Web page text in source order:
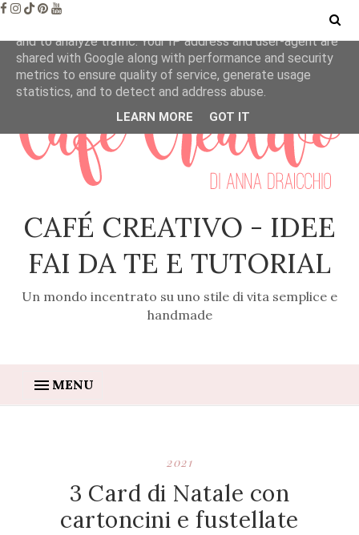
CAFÉ CREATIVO - IDEE
FAI DA TE E TUTORIAL
Un mondo incentrato su uno stile di vita semplice e
handmade
MENU
2021
3 Card di Natale con
cartoncini e fustellate
This site uses cookies from Google to deliver its services
and to analyze traffic. Your IP address and user-agent are
shared with Google along with performance and security
metrics to ensure quality of service, generate usage
statistics, and to detect and address abuse.
LEARN MORE GOT IT